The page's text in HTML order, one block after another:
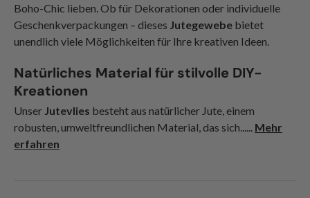
Boho-Chic lieben. Ob für Dekorationen oder individuelle
Geschenkverpackungen – dieses Jutegewebe bietet
unendlich viele Möglichkeiten für Ihre kreativen Ideen.
Natürliches Material für stilvolle DIY-
Kreationen
Unser Jutevlies besteht aus natürlicher Jute, einem
robusten, umweltfreundlichen Material, das sich...... Mehr
erfahren